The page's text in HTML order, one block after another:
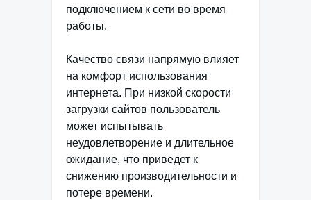
подключением к сети во время
работы.
Качество связи напрямую влияет
на комфорт использования
интернета. При низкой скорости
загрузки сайтов пользователь
может испытывать
неудовлетворение и длительное
ожидание, что приведет к
снижению производительности и
потере времени.